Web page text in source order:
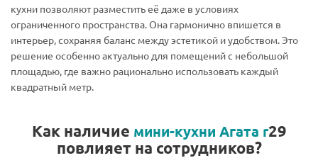
кухни позволяют разместить её даже в условиях
ограниченного пространства. Она гармонично впишется в
интерьер, сохраняя баланс между эстетикой и удобством. Это
решение особенно актуально для помещений с небольшой
площадью, где важно рационально использовать каждый
квадратный метр.
Как наличие мини-кухни Агата r29
повлияет на сотрудников?